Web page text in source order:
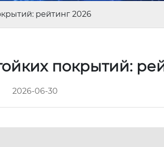
рейтинг 2026
покрытий:
2026-06-30